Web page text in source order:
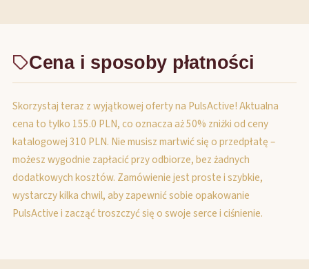
Cena i sposoby płatności
Skorzystaj teraz z wyjątkowej oferty na PulsActive! Aktualna
cena to tylko 155.0 PLN, co oznacza aż 50% zniżki od ceny
katalogowej 310 PLN. Nie musisz martwić się o przedpłatę –
możesz wygodnie zapłacić przy odbiorze, bez żadnych
dodatkowych kosztów. Zamówienie jest proste i szybkie,
wystarczy kilka chwil, aby zapewnić sobie opakowanie
PulsActive i zacząć troszczyć się o swoje serce i ciśnienie.